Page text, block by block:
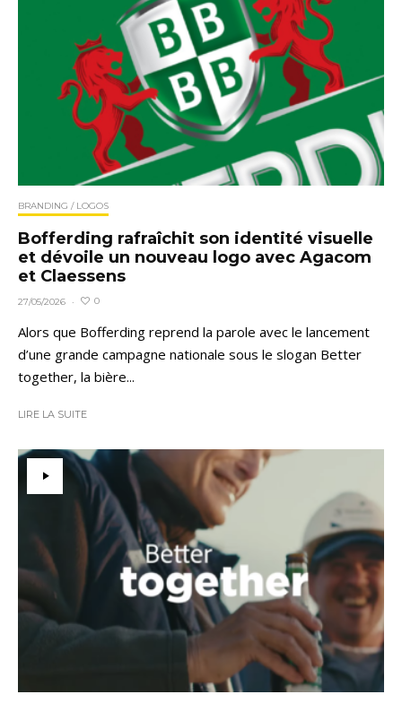
BRANDING / LOGOS
Bofferding rafraîchit son identité visuelle
et dévoile un nouveau logo avec Agacom
et Claessens
27/05/2026 · 0
Alors que Bofferding reprend la parole avec le lancement
d’une grande campagne nationale sous le slogan Better
together, la bière...
LIRE LA SUITE